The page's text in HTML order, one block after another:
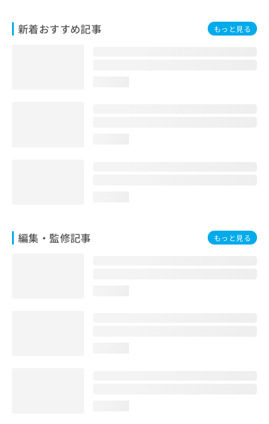
新着おすすめ記事 もっと見る
編集・監修記事 もっと見る
い